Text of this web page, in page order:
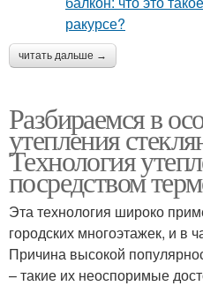
читать дальше →
Разбираемся в
утепления
Технология
посредством
Эта технология широко
городских многоэтажек, и в
Причина высокой
– такие их неоспоримые